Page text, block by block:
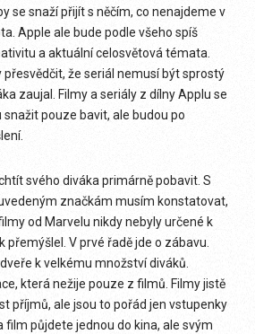
se snaží přijít s něčím, co nenajdeme v
Apple ale bude podle všeho spíš
a aktuální celosvětová témata.
přesvědčit, že seriál nemusí být sprostý
zaujal. Filmy a seriály z dílny Applu se
pouze bavit, ale budou po
svého diváka primárně pobavit. S
značkám musím konstatovat,
od Marvelu nikdy nebyly určené k
přemýšlel. V prvé řadě jde o zábavu.
k velkému množství diváků.
která nežije pouze z filmů. Filmy jistě
příjmů, ale jsou to pořád jen vstupenky
film půjdete jednou do kina, ale svým